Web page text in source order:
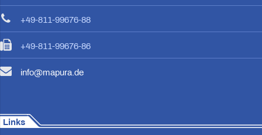
+49-811-99676-88
+49-811-99676-86
info@mapura.de
Links